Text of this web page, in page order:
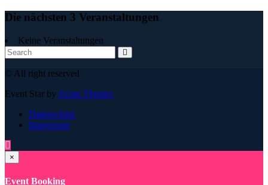
Die nächsten 3 Veranstaltungen
Keine Veranstaltungen
© All right reserved
Event Star by Acme Themes
Datenschutz
Impressum
×
Event Booking